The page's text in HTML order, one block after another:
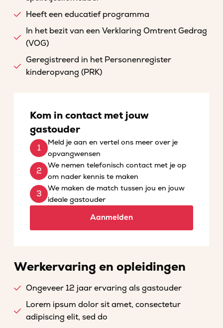
Heeft een educatief programma
In het bezit van een Verklaring Omtrent Gedrag
(VOG)
Geregistreerd in het Personenregister
kinderopvang (PRK)
Kom in contact met jouw
gastouder
Meld je aan en vertel ons meer over je
opvangwensen
We nemen telefonisch contact met je op
om nader kennis te maken
We maken de match tussen jou en jouw
ideale gastouder
Aanmelden
Werkervaring en opleidingen
Ongeveer 12 jaar ervaring als gastouder
Lorem ipsum dolor sit amet, consectetur
adipiscing elit, sed do